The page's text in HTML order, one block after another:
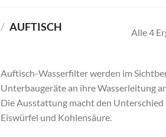
/ AUFTISCH
Alle 4
Auftisch-Wasserfilter werden im
Unterbaugeräte an ihre Wasserleitung
Die Ausstattung macht den
Eiswürfel und Kohlensäure.